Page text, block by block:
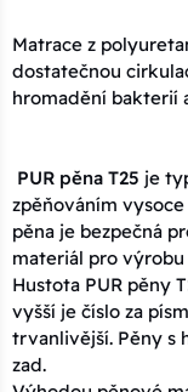
Matrace z
dostatečnou
hromadění bakterií
PUR pěna T25 je
zpěňováním
pěna je bezpečná
materiál pro
Hustota PUR pěny
vyšší je číslo za
trvanlivější. Pěny s
zad.